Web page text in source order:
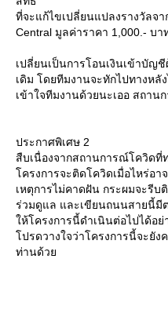
ที่จะแก้ไขเปลี่ยนแปลงรางวัลจา
Central มูลค่าราคา 1,000.- บา
เปลี่ยนเป็นการโอนเงินเข้าบัญ
เดิม โดยทีมงานจะทักไปทางหลั
เข้าใจทีมงานด้วยนะเออ สถา
ประกาศพิเศษ 2
สืบเนื่องจากสถานการณ์โควิด
ครงการจะติดโควิดเมื่อไหร่อา
เหตุการไม่คาดฝัน กระผมจะรี
ร่วมดูแล และเขียนถนนสายนี้มี
ห้โครงการนี้ดำเนินต่อไปได้อ
ปรดวางใจว่าโครงการนี้จะยัง
ท่านด้ว